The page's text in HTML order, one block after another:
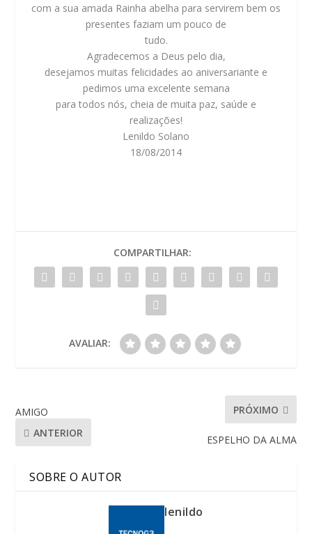
com a sua amada Rainha abelha para servirem bem os
presentes faziam um pouco de
tudo.
Agradecemos a Deus pelo dia,
desejamos muitas felicidades ao aniversariante e
pedimos uma excelente semana
para todos nós, cheia de muita paz, saúde e
realizações!
Lenildo Solano
18/08/2014
COMPARTILHAR:
AVALIAR:
AMIGO
ANTERIOR
PRÓXIMO
ESPELHO DA ALMA
SOBRE O AUTOR
lenildo